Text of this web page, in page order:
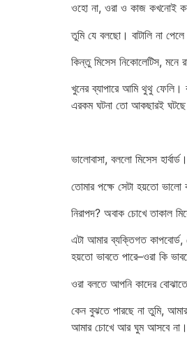
ওহো না, ওরা ও কাজ কখনোই
তুমি যে বলছো। বাটালি না
কিন্তু মিসেস নিকোলেটিস,
খুনের ব্যাপারে আমি থুথু ফেলি।
এরকম ঘটনা তো আকছারই ঘটছে
ভালোবাসা, বললো মিসেস
তোমার পক্ষে সেটা হয়তো
নিরাপদ? অবাক চোখে তাকাল
এটা আমার ব্যক্তিগত
হয়তো ভাবতে পারে–ওরা কি
ওরা বলতে আপনি কাদের
কেন বুঝতে পারছে না তুমি,
আমার চোখে আর ঘুম আসবে না।